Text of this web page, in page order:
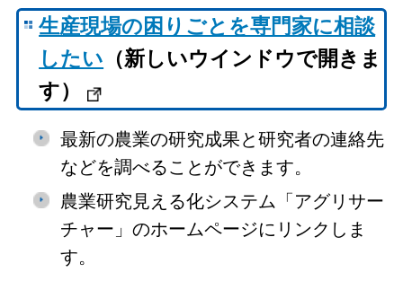
生産現場の困りごとを専門家に相談
したい （新しいウインドウで開きま
す）
最新の農業の研究成果と研究者の連絡先
などを調べることができます。
農業研究見える化システム「アグリサー
チャー」のホームページにリンクしま
す。